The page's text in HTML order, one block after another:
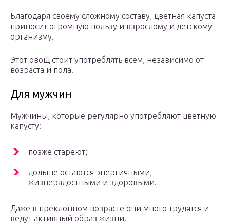
Благодаря своему сложному составу, цветная капуста
приносит огромную пользу и взрослому и детскому
организму.
Этот овощ стоит употреблять всем, независимо от
возраста и пола.
Для мужчин
Мужчины, которые регулярно употребляют цветную
капусту:
позже стареют;
дольше остаются энергичными,
жизнерадостными и здоровыми.
Даже в преклонном возрасте они много трудятся и
ведут активный образ жизни.